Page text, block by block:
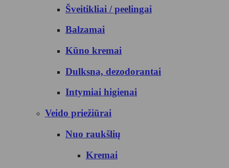
Šveitikliai / peelingai
Balzamai
Kūno kremai
Dulksna, dezodorantai
Intymiai higienai
Veido priežiūrai
Nuo raukšlių
Kremai